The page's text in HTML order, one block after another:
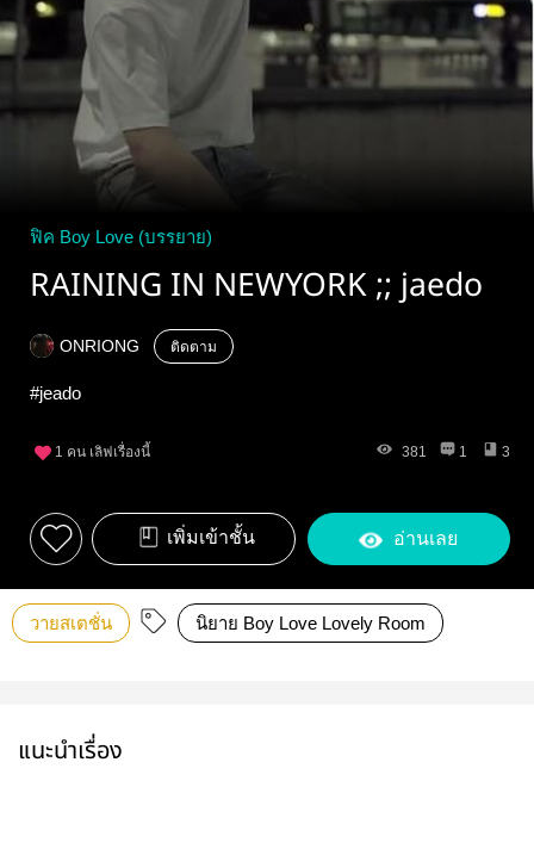
ฟิค Boy Love (บรรยาย)
RAINING IN NEWYORK ;; jaedo
ONRIONG ติดตาม
#jeado
1 คน เลิฟเรื่องนี้ 381 1 3
เพิ่มเข้าชั้น อ่านเลย
วายสเตชั่น นิยาย Boy Love Lovely Room
แนะนำเรื่อง